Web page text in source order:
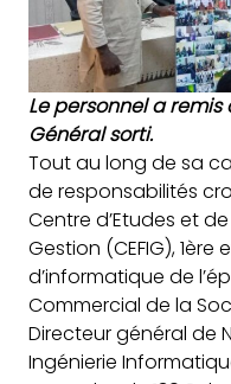
Le personnel a
Général sorti.
Tout au long de sa
de responsabilités
Centre d’Etudes et
Gestion (CEFIG),
d’informatique de
Commercial de la
Directeur général de
Ingénierie